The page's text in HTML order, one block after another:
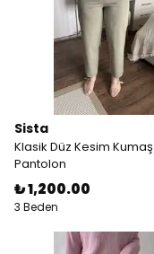
Sista
Klasik Düz Kesim Kumaş
Pantolon
₺ 1,200.00
3 Beden